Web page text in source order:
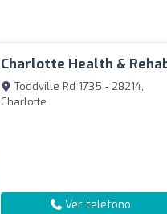
Charlotte Health &
Toddville Rd 1735 - 28214,
Charlotte
Ver teléfono